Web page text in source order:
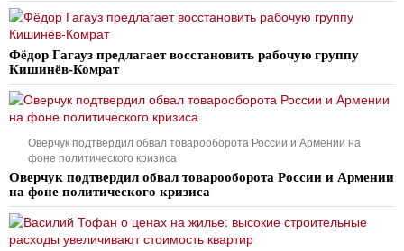
Фёдор Гагауз предлагает восстановить рабочую группу
Кишинёв-Комрат
Оверчук подтвердил обвал товарооборота России и Армении на
фоне политического кризиса
Оверчук подтвердил обвал товарооборота России и Армении
на фоне политического кризиса